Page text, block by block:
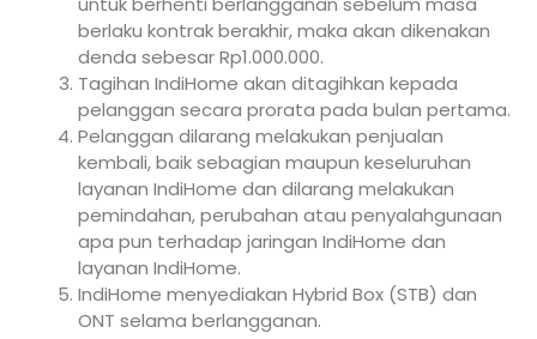
berlaku kontrak berakhir, maka akan dikenakan
denda sebesar Rp1.000.000.
Tagihan IndiHome akan ditagihkan kepada
pelanggan secara prorata pada bulan pertama.
Pelanggan dilarang melakukan penjualan
kembali, baik sebagian maupun keseluruhan
layanan IndiHome dan dilarang melakukan
pemindahan, perubahan atau penyalahgunaan
apa pun terhadap jaringan IndiHome dan
layanan IndiHome.
IndiHome menyediakan Hybrid Box (STB) dan
ONT selama berlangganan.